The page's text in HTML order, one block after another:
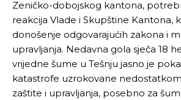
Zeničko-dobojskog kantona,
reakcija Vlade i Skupštine Kantona,
donošenje odgovarajućih zakona i
upravljanja. Nedavna gola sječa 18
vrijedne šume u Tešnju jasno je
katastrofe uzrokovane
zaštite i upravljanja, posebno za